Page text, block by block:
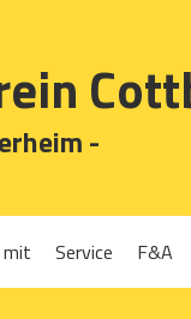
-
mit Service F&A